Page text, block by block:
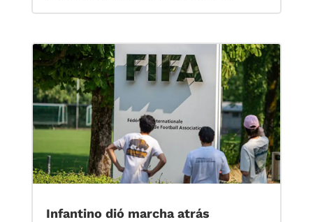
Infantino dió marcha atrás